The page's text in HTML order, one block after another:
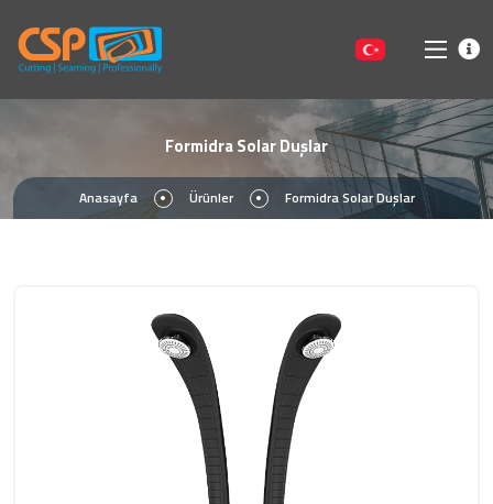
Formidra Solar Duşlar
Anasayfa Ürünler Formidra Solar Duşlar